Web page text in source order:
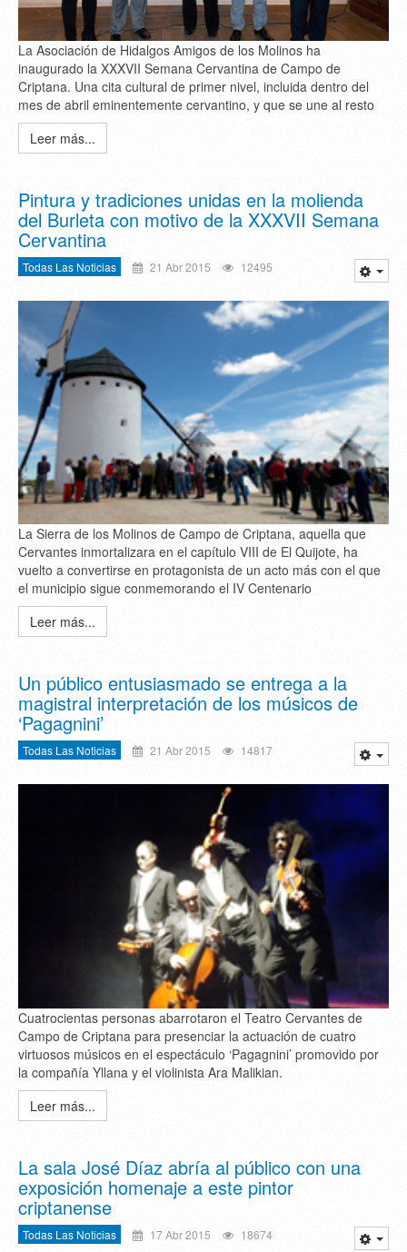
La Asociación de Hidalgos Amigos de los Molinos ha
inaugurado la XXXVII Semana Cervantina de Campo de
Criptana. Una cita cultural de primer nivel, incluida dentro del
mes de abril eminentemente cervantino, y que se une al resto
Leer más...
Pintura y tradiciones unidas en la molienda
del Burleta con motivo de la XXXVII Semana
Cervantina
Todas Las Noticias 21 Abr 2015 12495
La Sierra de los Molinos de Campo de Criptana, aquella que
Cervantes inmortalizara en el capítulo VIII de El Quijote, ha
vuelto a convertirse en protagonista de un acto más con el que
el municipio sigue conmemorando el IV Centenario
Leer más...
Un público entusiasmado se entrega a la
magistral interpretación de los músicos de
‘Pagagnini’
Todas Las Noticias 21 Abr 2015 14817
Cuatrocientas personas abarrotaron el Teatro Cervantes de
Campo de Criptana para presenciar la actuación de cuatro
virtuosos músicos en el espectáculo ‘Pagagnini’ promovido por
la compañía Yllana y el violinista Ara Malikian.
Leer más...
La sala José Díaz abría al público con una
exposición homenaje a este pintor
criptanense
Todas Las Noticias 17 Abr 2015 18674